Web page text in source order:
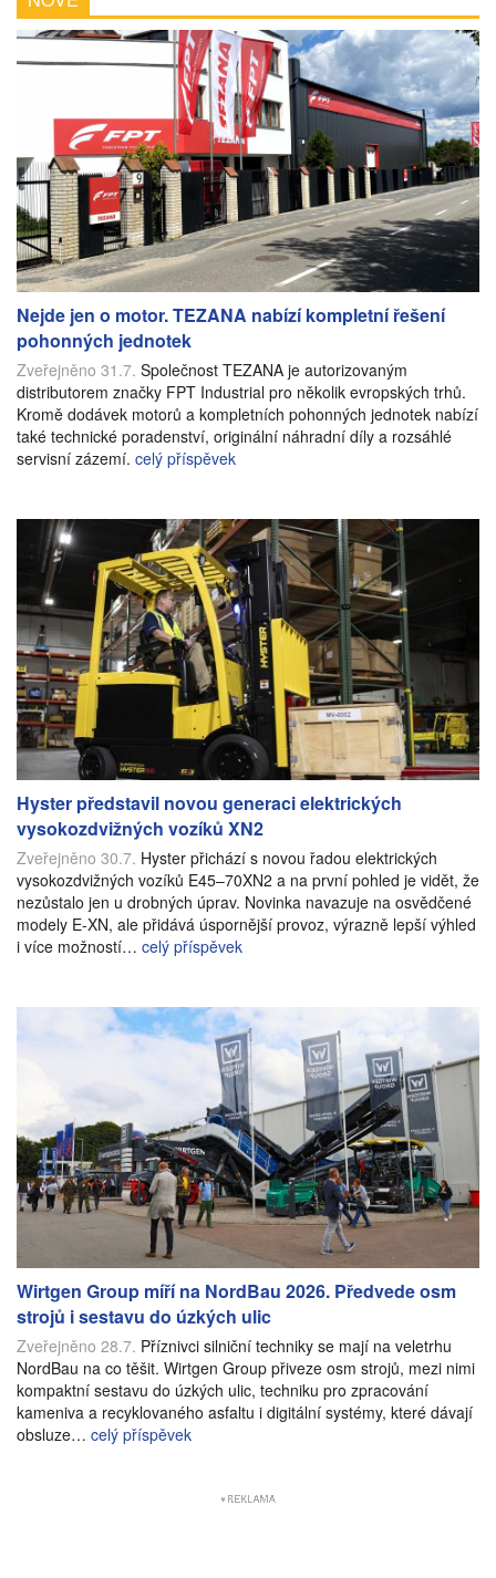
Nejde jen o motor. TEZANA nabízí kompletní řešení
pohonných jednotek
Zveřejněno 31.7. Společnost TEZANA je autorizovaným
distributorem značky FPT Industrial pro několik evropských trhů.
Kromě dodávek motorů a kompletních pohonných jednotek nabízí
také technické poradenství, originální náhradní díly a rozsáhlé
servisní zázemí. celý příspěvek
Hyster představil novou generaci elektrických
vysokozdvižných vozíků XN2
Zveřejněno 30.7. Hyster přichází s novou řadou elektrických
vysokozdvižných vozíků E45–70XN2 a na první pohled je vidět, že
nezůstalo jen u drobných úprav. Novinka navazuje na osvědčené
modely E-XN, ale přidává úspornější provoz, výrazně lepší výhled
i více možností… celý příspěvek
Wirtgen Group míří na NordBau 2026. Předvede osm
strojů i sestavu do úzkých ulic
Zveřejněno 28.7. Příznivci silniční techniky se mají na veletrhu
NordBau na co těšit. Wirtgen Group přiveze osm strojů, mezi nimi
kompaktní sestavu do úzkých ulic, techniku pro zpracování
kameniva a recyklovaného asfaltu i digitální systémy, které dávají
obsluze… celý příspěvek